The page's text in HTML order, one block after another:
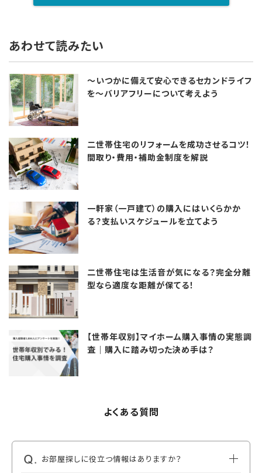
あわせて読みたい
～いつかに備えて安心できるセカンドライフ
を～バリアフリーについて考えよう
二世帯住宅のリフォームを成功させるコツ！
間取り・費用・補助金制度を解説
一軒家（一戸建て）の購入にはいくらかか
る？支払いスケジュールを立てよう
二世帯住宅は生活音が気になる？完全分離
型なら適度な距離が保てる！
【世帯年収別】マイホーム購入事情の実態調
査｜購入に踏み切った決め手は？
よくある質問
お部屋探しに役立つ情報はありますか？